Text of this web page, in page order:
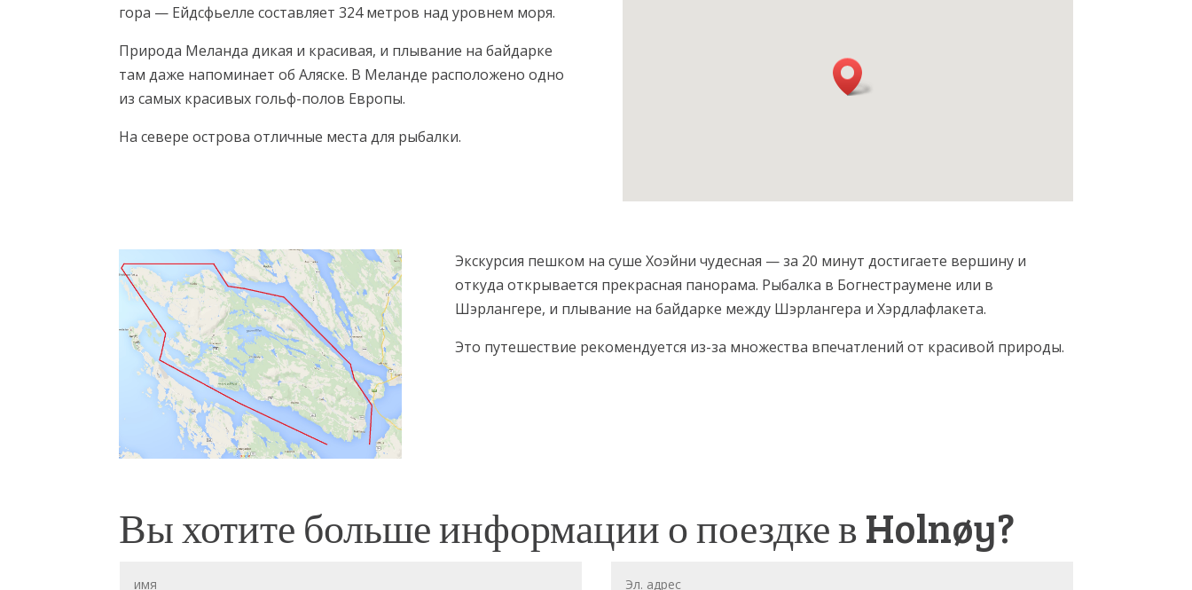
гора — Ейдсфьелле составляет 324 метров над уровнем моря.
Природа Меланда дикая и красивая, и плывание на байдарке
там даже напоминает об Аляске. В Меланде расположенo однo
из самых красивых гольф-полов Европы.
На севере острова отличные места для рыбалки.
Экскурсия пешком на суше Хоэйни чудесная — за 20 минут достигаете вершину и
откуда открывается прекрасная панорама. Рыбалка в Богнестрауменe или в
Шэрлангере, и плывание на байдарке между Шэрлангерa и Хэрдлафлакетa.
Это путешествие рекомендуется из-за множества впечатлений от красивой природы.
Вы хотите больше информации о поездке в Holnøy?